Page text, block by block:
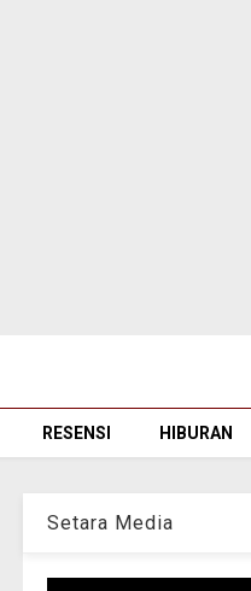
RESENSI HIBURAN
Setara Media